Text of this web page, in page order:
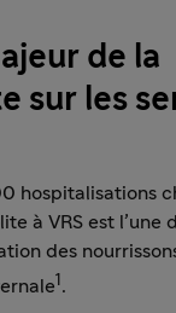
de la
sur les
hospitalisations
à VRS est l’une
des
1 .